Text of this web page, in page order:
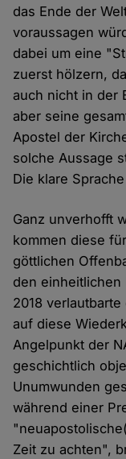
das Ende der
voraussagen
dabei um eine
zuerst hölzern,
auch nicht in der
aber seine
Apostel der
solche Aussage
Die klare
Ganz unverhofft
kommen diese
göttlichen
den einheitlichen
2018
auf diese
Angelpunkt der
geschichtlich
Unumwunden
während einer
Zeit zu achten",